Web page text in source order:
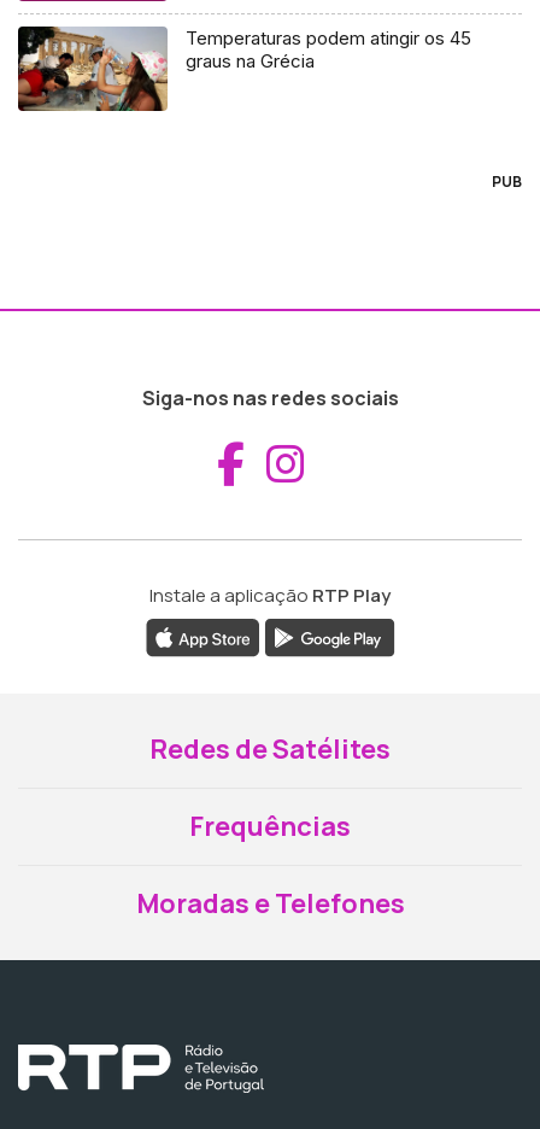
Temperaturas podem atingir os 45
graus na Grécia
PUB
Siga-nos nas redes sociais
Aceder ao
Instale a aplicação RTP Play
Redes de Satélites
Frequências
Moradas e Telefones